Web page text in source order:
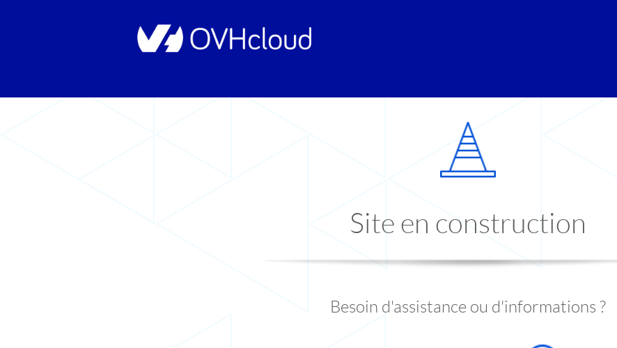
Site en construction
Besoin d'assistance ou d'informations ?